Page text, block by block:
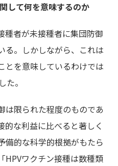
して何を意味するのか
種者が未接種者に集団防御
る。しかしながら、これは
とを意味しているわけでは
。
は限られた程度のものであ
的な利益に比べると著しく
備的な科学的根拠がもたら
HPVワクチン接種は数種類